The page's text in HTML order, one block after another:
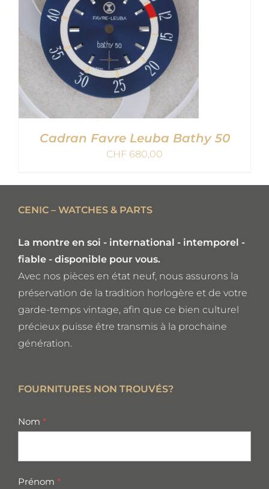
AJOUTER AU PANIER
DETAILS
Cadran Favre Leuba Bathy 50
CHF 680,00
CENIC – WATCHES & PARTS
La montre en soi - international - intemporel -
fiable - disponible pour vous.
Avec nos pièces en état neuf, nous assurons la
préservation de la tradition horlogère et de votre
garde-temps vintage, afin que ce bien culturel
précieux puisse être transmis à la prochaine
génération.
FOURNITURES NON TROUVÉS?
missing
Nom *
Prénom *